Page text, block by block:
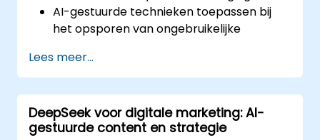
AI-gestuurde technieken toepassen bij
het opsporen van ongebruikelijke
Beveiligingsbewaking en -reactie
automatiseren met behulp van
DeepSeek.
DeepSeek integreren in bestaande
cybersecurity-infrastructuren.
Lees meer...
DeepSeek voor digitale marketing: AI-
gestuurde content en strategie